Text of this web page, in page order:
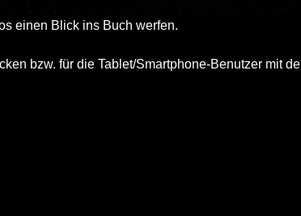
einen Blick ins Buch werfen.
bzw. für die Tablet/Smartphone-Benutzer mit